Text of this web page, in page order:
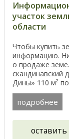
участок
области
Чтобы купить
информацию.
о продаже
скандинавский
Дины» 110 м²
подробнее
оставить